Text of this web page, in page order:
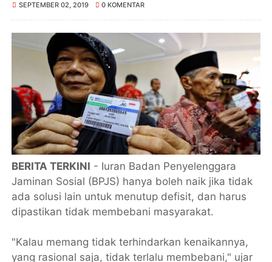
SEPTEMBER 02, 2019 0 KOMENTAR
BERITA TERKINI - Iuran Badan Penyelenggara
Jaminan Sosial (BPJS) hanya boleh naik jika tidak
ada solusi lain untuk menutup defisit, dan harus
dipastikan tidak membebani masyarakat.
"Kalau memang tidak terhindarkan kenaikannya,
yang rasional saja, tidak terlalu membebani," ujar